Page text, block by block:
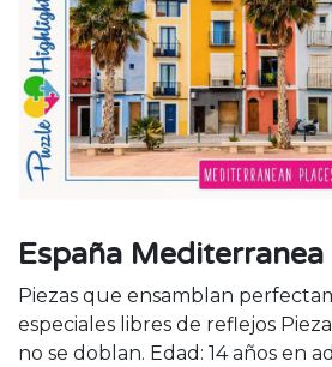
España Mediterranea
Piezas que ensamblan
especiales libres de reflejos
no se doblan. Edad: 14 años en